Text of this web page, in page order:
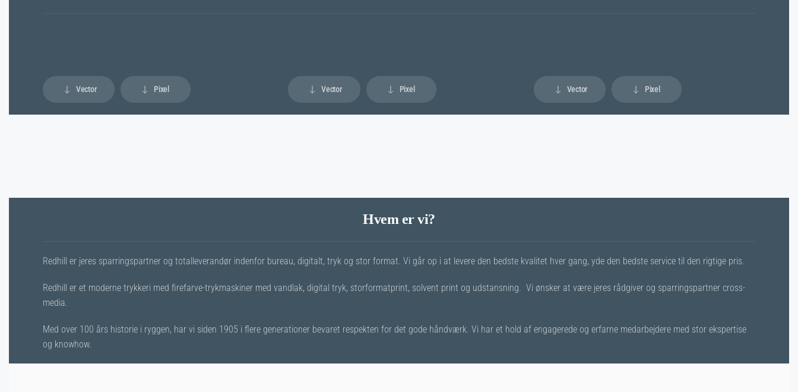
Vector Pixel Vector Pixel Vector Pixel
Hvem er vi?
Redhill er jeres sparringspartner og totalleverandør indenfor bureau, digitalt, tryk og stor format. Vi går op i at levere den bedste kvalitet hver gang, yde den bedste service til den rigtige pris.
Redhill er et moderne trykkeri med firefarve-trykmaskiner med vandlak, digital tryk, storformatprint, solvent print og udstansning. Vi ønsker at være jeres rådgiver og sparringspartner cross-
media.
Med over 100 års historie i ryggen, har vi siden 1905 i flere generationer bevaret respekten for det gode håndværk. Vi har et hold af engagerede og erfarne medarbejdere med stor ekspertise
og knowhow.